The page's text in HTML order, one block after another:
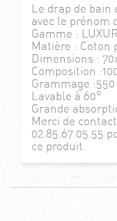
Le drap de
avec le prénom
Gamme :
Matière : Coton
Dimensions :
Composition
Grammage :550
Lavable à 60°
Grande
Merci de
02.85.67.05.55
ce produit.